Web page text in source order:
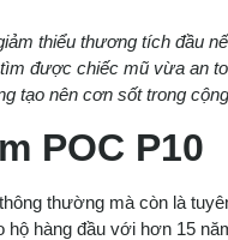
thiểu thương tích đầu
được chiếc mũ vừa an
tạo nên cơn sốt trong
POC P10
thường mà còn là
hộ hàng đầu với hơn 15